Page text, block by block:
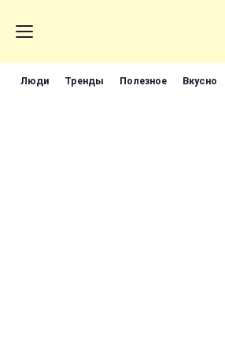
Люди Тренды Полезное Вкусно